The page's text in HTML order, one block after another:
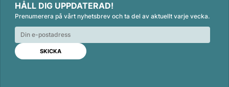
n
k
e
d
n
c
e
b
o
o
k
a
i
l
HÅLL DIG UPPDATERAD!
Prenumerera på vårt nyhetsbrev och ta del av aktuellt varje vecka.